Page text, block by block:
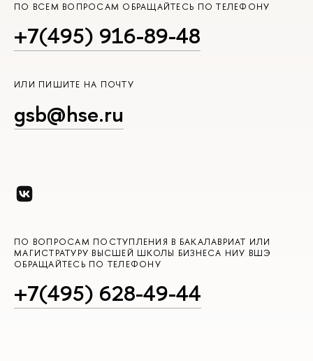
ПО ВСЕМ ВОПРОСАМ ОБРАЩАЙТЕСЬ ПО ТЕЛЕФОНУ
+7(495) 916-89-48
ИЛИ ПИШИТЕ НА ПОЧТУ
gsb@hse.ru
ПО ВОПРОСАМ ПОСТУПЛЕНИЯ В БАКАЛАВРИАТ ИЛИ
МАГИСТРАТУРУ ВЫСШЕЙ ШКОЛЫ БИЗНЕСА НИУ ВШЭ
ОБРАЩАЙТЕСЬ ПО ТЕЛЕФОНУ
+7(495) 628-49-44